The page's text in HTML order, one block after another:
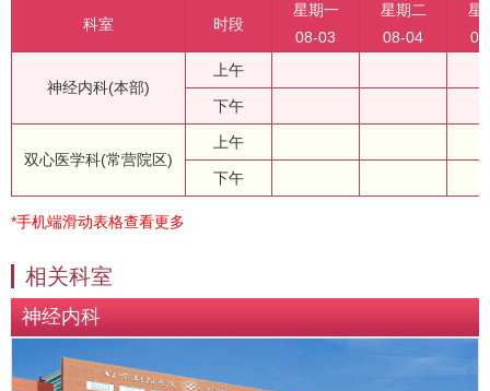
科室 时段
星期一
08-03
星期二
08-04
星
神经内科(本部)
上午
下午
双心医学科(常营院区)
上午
下午
*手机端滑动表格查看更多
相关科室
神经内科